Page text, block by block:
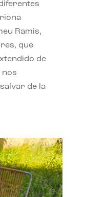
Ramis,
que
de
nos
de la